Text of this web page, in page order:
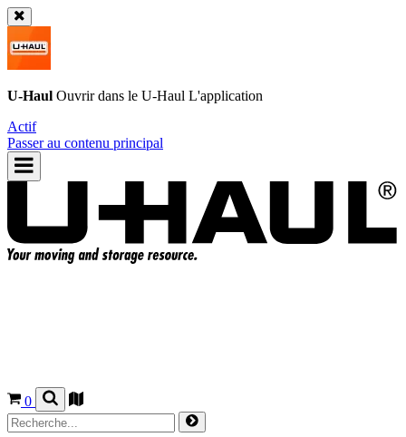
U-Haul Ouvrir dans le U-Haul L'application
Actif
Passer au contenu principal
0